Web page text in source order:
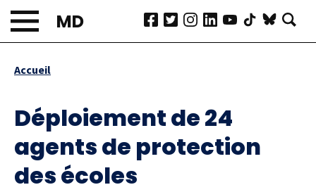
Aller
au
contenu
MD
Fil
d'Ariane
Accueil
Déploiement de 24
agents de protection
des écoles